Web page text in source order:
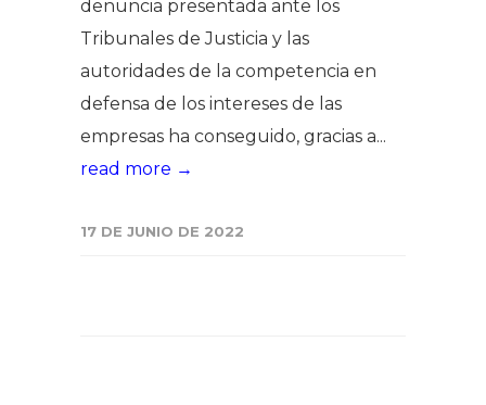
denuncia presentada ante los
Tribunales de Justicia y las
autoridades de la competencia en
defensa de los intereses de las
empresas ha conseguido, gracias a...
read more →
17 DE JUNIO DE 2022